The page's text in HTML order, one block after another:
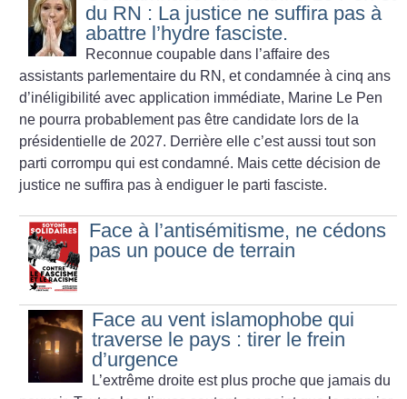
du RN : La justice ne suffira pas à
abattre l’hydre fasciste.
Reconnue coupable dans l’affaire des
assistants parlementaire du RN, et condamnée à cinq ans
d’inéligibilité avec application immédiate, Marine Le Pen
ne pourra probablement pas être candidate lors de la
présidentielle de 2027. Derrière elle c’est aussi tout son
parti corrompu qui est condamné. Mais cette décision de
justice ne suffira pas à endiguer le parti fasciste.
Face à l’antisémitisme, ne cédons
pas un pouce de terrain
Face au vent islamophobe qui
traverse le pays : tirer le frein
d’urgence
L’extrême droite est plus proche que jamais du